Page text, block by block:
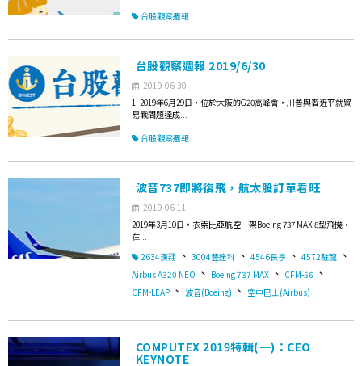
台股觀察週報
台股觀察週報 2019/6/30
2019-06-30
1. 2019年6月29日，位於大阪的G20高峰會，川普與習近平就貿
易戰問題達成...
台股觀察週報
波音737即將復飛，航太股訂單看旺
2019-06-11
2019年3月10日，衣索比亞航空一架Boeing 737 MAX 8型飛機，
在...
2634漢翔 、 3004豐達科 、 4546長亨 、 4572駐龍 、
Airbus A320 NEO 、 Boeing 737 MAX 、 CFM-56 、
CFM-LEAP 、 波音(Boeing) 、 空中巴士(Airbus)
COMPUTEX 2019特輯(一)：CEO
KEYNOTE